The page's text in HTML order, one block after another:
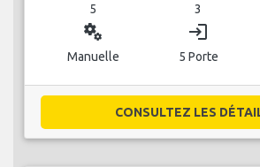
5 3
miscellaneous_services
Manuelle
login
5 Porte
CONSULTEZ LES